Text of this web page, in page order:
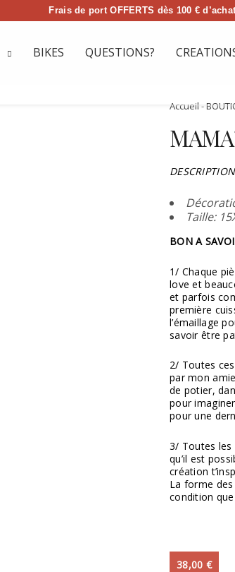
Frais de port OFFERTS dès 100 €
BIKES QUESTIONS?
Accueil -
Taille:
BON A
1/ Chaque
love et
et parfois
première
l’émaillage
savoir être
2/ Toutes
par mon
de potier,
pour
pour une
3/ Toutes les
qu’il est
création
La forme
condition
38,00 €